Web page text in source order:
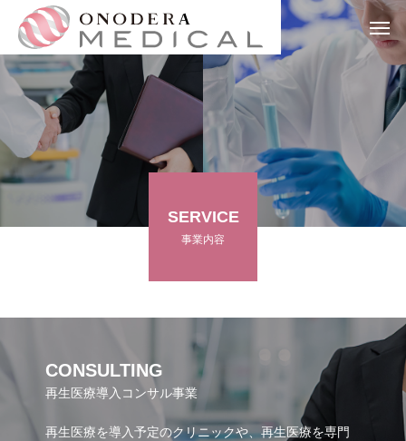
SERVICE
事業内容
CONSULTING
再生医療導入コンサル事業
再生医療を導入予定のクリニックや、再生医療を専門